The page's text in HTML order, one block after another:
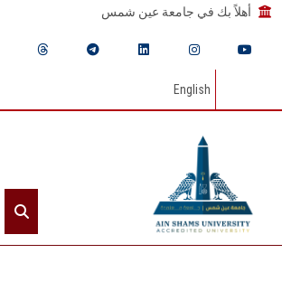
أهلاً بك في جامعة عين شمس
English